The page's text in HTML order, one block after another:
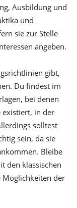
Ausbildung und
und
sie zur Stelle
angeben.
gibt,
Du findest im
bei denen
existiert, in der
solltest
sein, da sie
Bleibe
den klassischen
Möglichkeiten der